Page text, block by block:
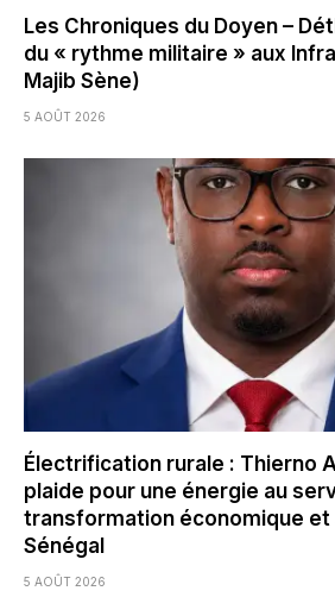
Les Chroniques du Doyen –
du « rythme militaire » aux
Majib Sène)
5 AOÛT 2026
Électrification rurale : Thierno
plaide pour une énergie au
transformation économique et
Sénégal
5 AOÛT 2026